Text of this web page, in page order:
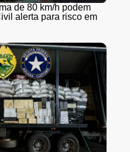
de 80 km/h podem
alerta para risco em